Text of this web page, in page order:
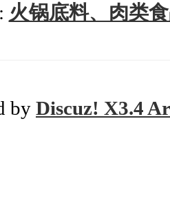
火锅底料、肉类
by Discuz! X3.4